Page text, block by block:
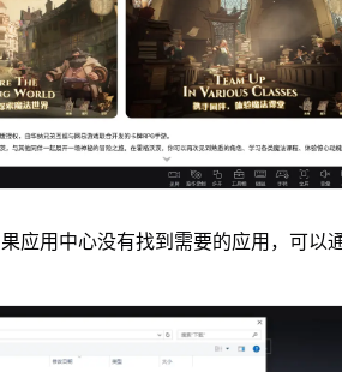
用中心没有找到需要的应用，可以